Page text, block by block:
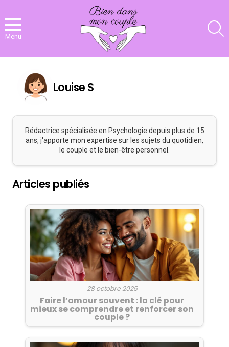
Menu
Louise S
Rédactrice spécialisée en Psychologie depuis plus de 15
ans, j'apporte mon expertise sur les sujets du quotidien,
le couple et le bien-être personnel.
Articles publiés
28 octobre 2025
Faire l’amour souvent : la clé pour
mieux se comprendre et renforcer son
couple ?